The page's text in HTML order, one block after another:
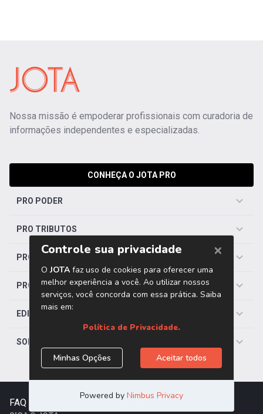
Nossa missão é empoderar profissionais com curadoria de
informações independentes e especializadas.
CONHEÇA O JOTA PRO
PRO PODER
PRO TRIBUTOS
PRO TRABALHISTA
PRO SAÚDE
EDITORIAS
SOBRE O JOTA
FAQ Trabalhe Conosco